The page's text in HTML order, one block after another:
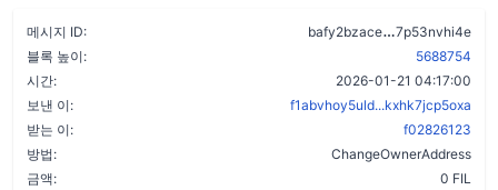
메시지 ID: bafy2bzace
7p53nvhi4e
블록 높이:
5688754
시간:
2026-01-21 04:17:00
보낸 이:
f1abvhoy5uld...kxhk7jcp5oxa
받는 이:
f02826123
방법:
ChangeOwnerAddress
금액:
0 FIL